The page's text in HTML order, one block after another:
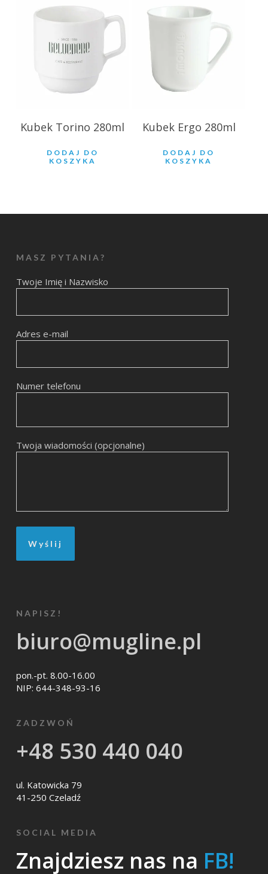
18.74 zł
Kubek Torino 280ml
DODAJ DO
KOSZYKA
18.79zł
Kubek Ergo 280ml
DODAJ DO
KOSZYKA
MASZ PYTANIA?
Twoje Imię i Nazwisko
Adres e-mail
Numer telefonu
Twoja wiadomości (opcjonalne)
NAPISZ!
biuro@mugline.pl
pon.-pt. 8.00-16.00
NIP: 644-348-93-16
ZADZWOŃ
+48 530 440 040
ul. Katowicka 79
41-250 Czeladź
SOCIAL MEDIA
Znajdziesz nas na FB!